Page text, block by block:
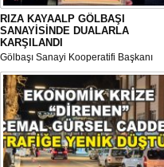
RIZA KAYAALP GÖLBAŞI
SANAYİSİNDE DUALARLA
KARŞILANDI
Gölbaşı Sanayi Kooperatifi Başkanı
Mehmet Aktay öncülüğünde, sanayi
esnafı adına düzenlenen anlamlı anma
programı Sanayi Camii’nde yoğun
katılımla gerçekleştirildi.